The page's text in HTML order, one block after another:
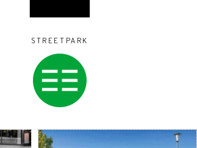
STREETPARK